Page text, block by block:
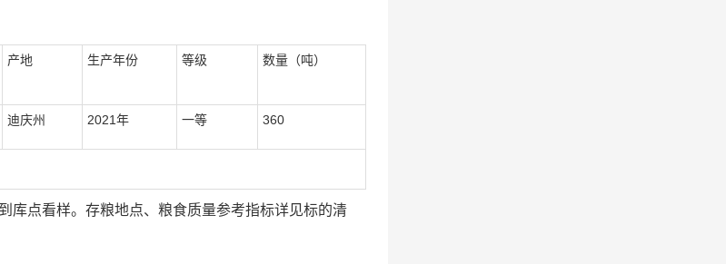
产地 生产年份 等级 数量（吨）
迪庆州 2021年 一等 360
库点看样。存粮地点、粮食质量参考指标详见标的清